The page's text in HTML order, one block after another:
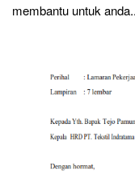
membantu untuk anda..